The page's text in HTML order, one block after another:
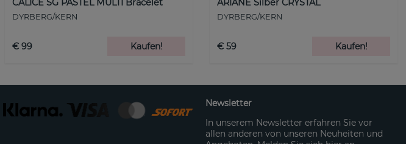
CALICE SG PASTEL MULTI Bracelet
DYRBERG/KERN
€ 99 Kaufen!
ARIANE Silber CRYSTAL
DYRBERG/KERN
€ 59 Kaufen!
Newsletter
In unserem Newsletter erfahren Sie vor
allen anderen von unseren Neuheiten und